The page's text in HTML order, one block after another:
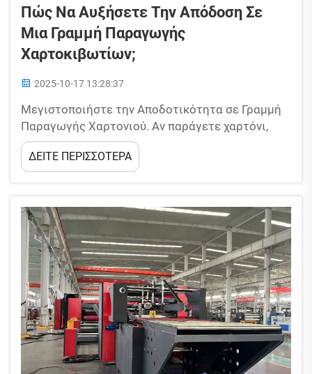
Πώς Να Αυξήσετε Την Απόδοση Σε
Μια Γραμμή Παραγωγής
Χαρτοκιβωτίων;
2025-10-17 13:28:37
Μεγιστοποιήστε την Αποδοτικότητα σε Γραμμή
Παραγωγής Χαρτονιού. Αν παράγετε χαρτόνι,
πιθανόν αναρωτιέστε πώς να βελτιστοποιήσετε
τις καινοτομίες σας. Η ελαχιστοποίηση
αποβλήτων, η μείωση των χρόνων αδράνειας και
στοιχεία για μια επιτυχημένη γραμμή. T...
ΔΕΙΤΕ ΠΕΡΙΣΣΟΤΕΡΑ